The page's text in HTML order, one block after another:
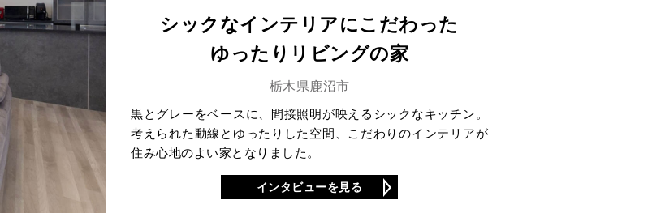
シックなインテリアにこだわった
ゆったりリビングの家
栃木県鹿沼市
黒とグレーをベースに、間接照明が映えるシックなキッチン。
考えられた動線とゆったりした空間、こだわりのインテリアが
住み心地のよい家となりました。
インタビューを見る